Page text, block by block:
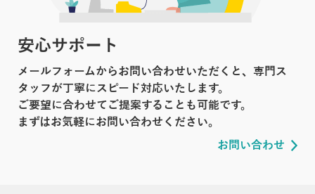
安心サポート
メールフォームからお問い合わせいただくと、専門ス
タッフが丁寧にスピード対応いたします。
ご要望に合わせてご提案することも可能です。
まずはお気軽にお問い合わせください。
お問い合わせ